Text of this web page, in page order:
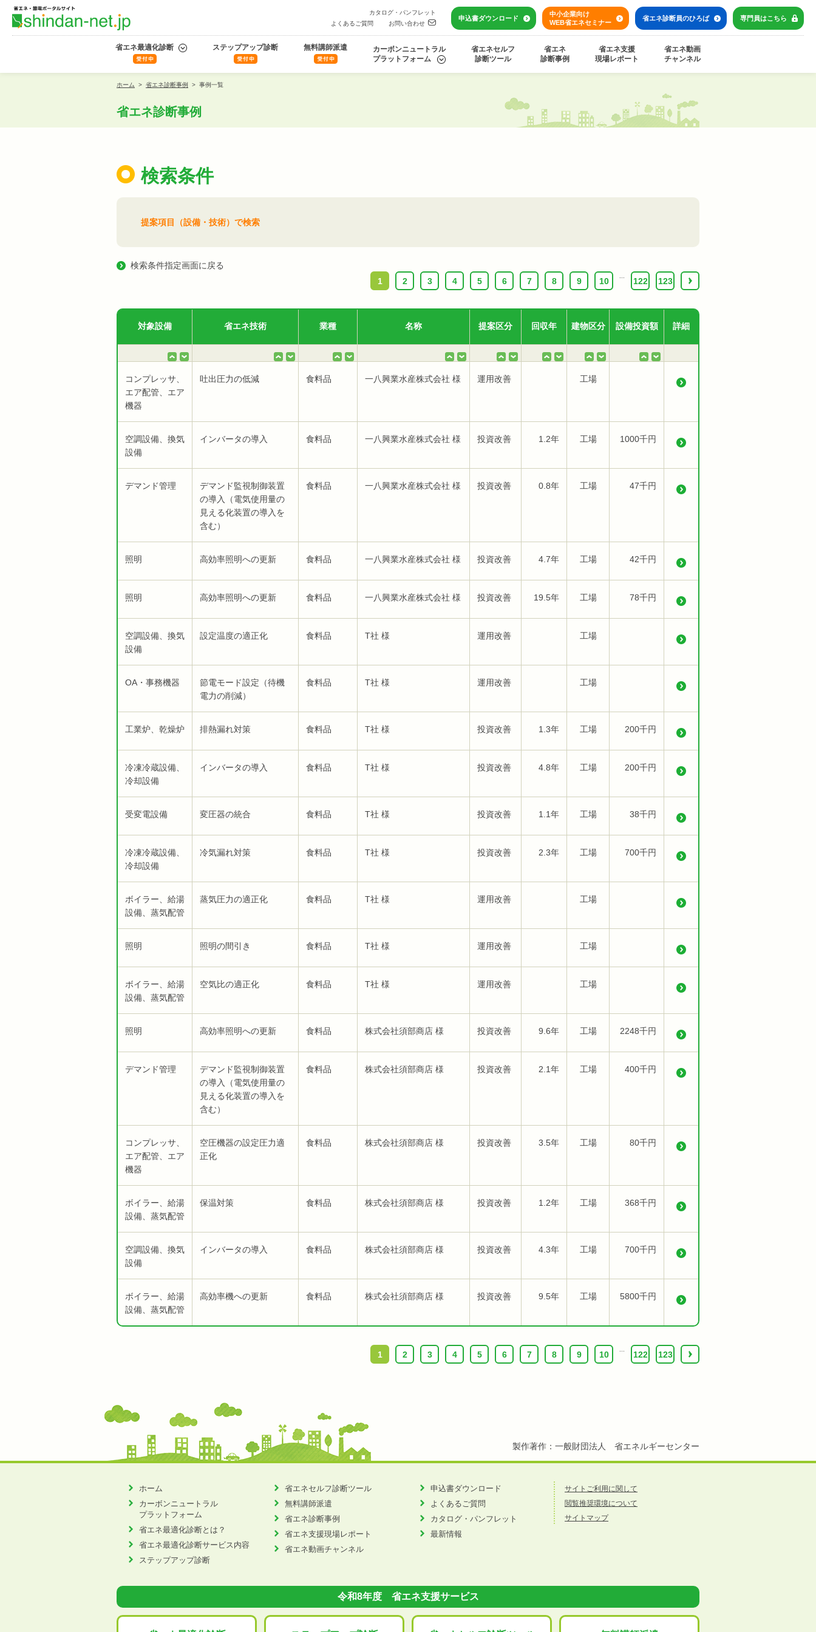
カタログ・パンフレット
よくあるご質問
お問い合わせ
申込書ダウンロード
中小企業向け
WEB省エネセミナー
省エネ診断員のひろば 専門員はこちら
省エネ最適化診断 ステップアップ診断 無料講師派遣
カーボンニュートラル
プラットフォーム
省エネセルフ
診断ツール
省エネ
診断事例
省エネ支援
現場レポート
省エネ動画
チャンネル
ホーム > 省エネ診断事例 > 事例一覧
省エネ診断事例
検索条件
提案項目（設備・技術）で検索
検索条件指定画面に戻る
1
2 3 4 5 6 7 8 9 10 122 123 ›
対象設備 省エネ技術 業種 名称 提案区分 回収年 建物区分 設備投資額 詳細
コンプレッサ、
エア配管、エア
機器
吐出圧力の低減 食料品 一八興業水産株式会社 様 運用改善 工場
空調設備、換気
設備
インバータの導入 食料品 一八興業水産株式会社 様 投資改善 1.2年 工場 1000千円
デマンド管理
デマンド監視制御装置
の導入（電気使用量の
見える化装置の導入を
含む）
食料品 一八興業水産株式会社 様 投資改善 0.8年 工場 47千円
照明 高効率照明への更新 食料品 一八興業水産株式会社 様 投資改善 4.7年 工場 42千円
照明 高効率照明への更新 食料品 一八興業水産株式会社 様 投資改善 19.5年 工場 78千円
空調設備、換気
設備
設定温度の適正化 食料品 T社 様 運用改善 工場
OA・事務機器
節電モード設定（待機
電力の削減）
食料品 T社 様 運用改善 工場
工業炉、乾燥炉 排熱漏れ対策 食料品 T社 様 投資改善 1.3年 工場 200千円
冷凍冷蔵設備、
冷却設備
インバータの導入 食料品 T社 様 投資改善 4.8年 工場 200千円
受変電設備 変圧器の統合 食料品 T社 様 投資改善 1.1年 工場 38千円
冷凍冷蔵設備、
冷却設備
冷気漏れ対策 食料品 T社 様 投資改善 2.3年 工場 700千円
ボイラー、給湯
設備、蒸気配管
蒸気圧力の適正化 食料品 T社 様 運用改善 工場
照明 照明の間引き 食料品 T社 様 運用改善 工場
ボイラー、給湯
設備、蒸気配管
空気比の適正化 食料品 T社 様 運用改善 工場
照明 高効率照明への更新 食料品 株式会社須部商店 様 投資改善 9.6年 工場 2248千円
デマンド管理
デマンド監視制御装置
の導入（電気使用量の
見える化装置の導入を
含む）
食料品 株式会社須部商店 様 投資改善 2.1年 工場 400千円
コンプレッサ、
エア配管、エア
機器
空圧機器の設定圧力適
正化
食料品 株式会社須部商店 様 投資改善 3.5年 工場 80千円
ボイラー、給湯
設備、蒸気配管
保温対策 食料品 株式会社須部商店 様 投資改善 1.2年 工場 368千円
空調設備、換気
設備
インバータの導入 食料品 株式会社須部商店 様 投資改善 4.3年 工場 700千円
ボイラー、給湯
設備、蒸気配管
高効率機への更新 食料品 株式会社須部商店 様 投資改善 9.5年 工場 5800千円
1 2 3 4 5 6 7 8 9 10 122 123 ›
製作著作：一般財団法人 省エネルギーセンター
ホーム
カーボンニュートラル
プラットフォーム
省エネ最適化診断とは？
省エネ最適化診断サービス内容
ステップアップ診断
省エネセルフ診断ツール
無料講師派遣
省エネ診断事例
省エネ支援現場レポート
省エネ動画チャンネル
申込書ダウンロード
よくあるご質問
カタログ・パンフレット
最新情報
サイトご利用に関して
閲覧推奨環境について
サイトマップ
令和8年度 省エネ支援サービス